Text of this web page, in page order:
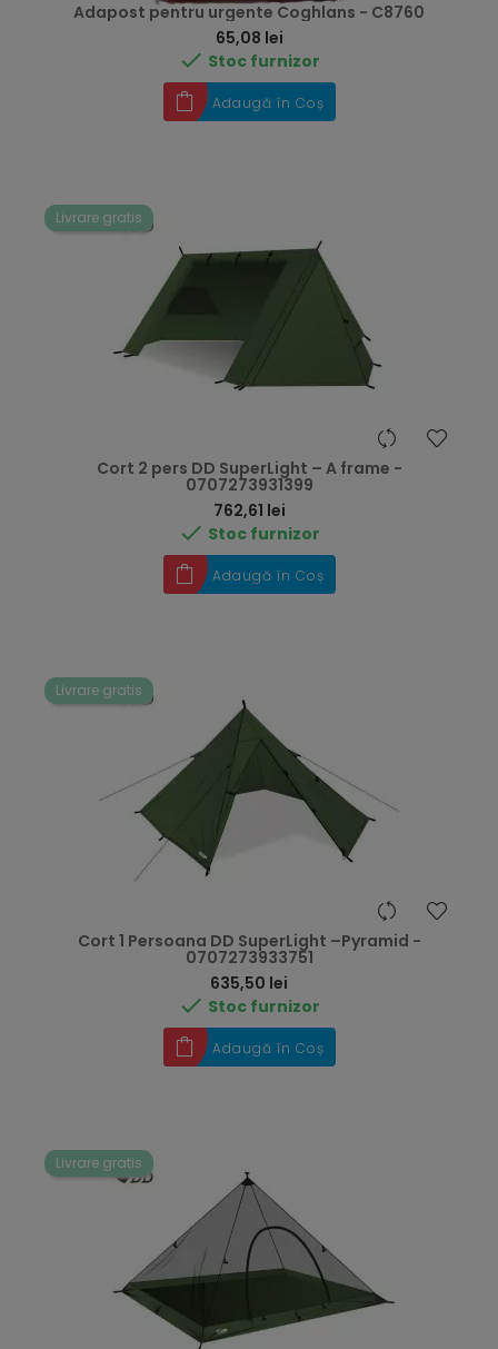
Adapost pentru urgente Coghlans - C8760
65,08 lei
 Stoc furnizor
Adaugă în Coș
Livrare gratis
Cort 2 pers DD SuperLight – A frame -
0707273931399
762,61 lei
 Stoc furnizor
Adaugă în Coș
Livrare gratis
Cort 1 Persoana DD SuperLight –Pyramid -
0707273933751
635,50 lei
 Stoc furnizor
Adaugă în Coș
Livrare gratis